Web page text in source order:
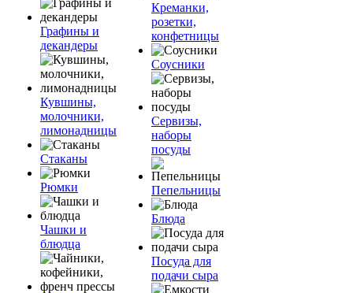
Графины и
декандеры
Кувшины,
молочники,
лимонадницы
Стаканы
Рюмки
Чашки и
блюдца
Креманки,
розетки,
конфетницы
Соусники
Сервизы,
наборы
посуды
Пепельницы
Блюда
Посуда для
подачи сыра